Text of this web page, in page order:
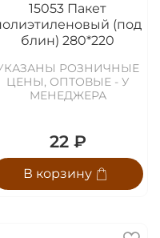
15053 Пакет
(под
блин) 280*220
РОЗНИЧНЫЕ
ЦЕНЫ, ОПТОВЫЕ - У
МЕНЕДЖЕРА
22 ₽
В корзину